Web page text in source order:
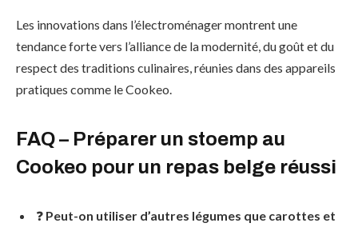
Les innovations dans l’électroménager montrent une
tendance forte vers l’alliance de la modernité, du goût et du
respect des traditions culinaires, réunies dans des appareils
pratiques comme le Cookeo.
FAQ – Préparer un stoemp au
Cookeo pour un repas belge réussi
❓ Peut-on utiliser d’autres légumes que carottes et